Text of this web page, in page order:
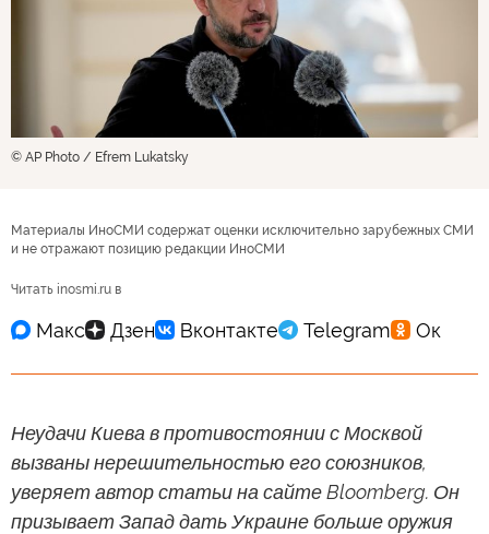
© AP Photo / Efrem Lukatsky
Материалы ИноСМИ содержат оценки исключительно зарубежных СМИ
и не отражают позицию редакции ИноСМИ
Читать inosmi.ru в
Неудачи Киева в противостоянии с Москвой
вызваны нерешительностью его союзников,
уверяет автор статьи на сайте Bloomberg. Он
призывает Запад дать Украине больше оружия